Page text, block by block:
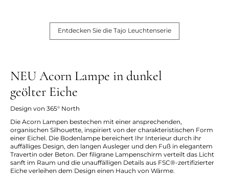
Entdecken Sie die Tajo Leuchtenserie
NEU Acorn Lampe in dunkel
geölter Eiche
Design von 365° North
Die Acorn Lampen bestechen mit einer ansprechenden,
organischen Silhouette, inspiriert von der charakteristischen Form
einer Eichel. Die Bodenlampe bereichert Ihr Interieur durch ihr
auffälliges Design, den langen Ausleger und den Fuß in elegantem
Travertin oder Beton. Der filigrane Lampenschirm verteilt das Licht
sanft im Raum und die unauffälligen Details aus FSC®-zertifizierter
Eiche verleihen dem Design einen Hauch von Wärme.